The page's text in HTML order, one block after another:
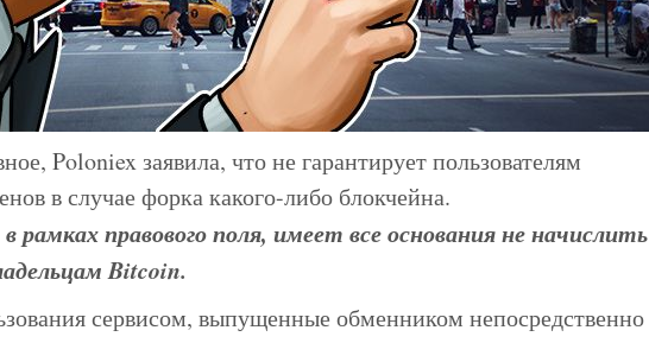
Poloniex заявила, что не гарантирует пользователям
в случае форка какого-либо блокчейна.
рамках правового поля, имеет все основания не начислить
Bitcoin.
сервисом, выпущенные обменником непосредственно